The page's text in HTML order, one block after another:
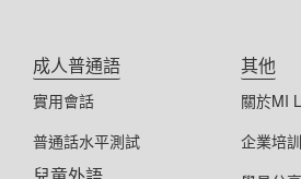
成人普通語
實用會話
普通話水平測試
其他
關於MI
企業培訓